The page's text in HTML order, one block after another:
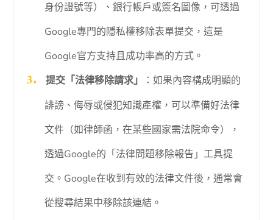
身份證號等）、銀行帳戶或簽名圖像，可透過
Google專門的隱私權移除表單提交，這是
Google官方支持且成功率高的方式。
提交「法律移除請求」
：如果內容構成明顯的
誹謗、侮辱或侵犯知識產權，可以準備好法律
文件（如律師函，在某些國家需法院命令），
透過Google的「法律問題移除報告」工具提
交。Google在收到有效的法律文件後，通常會
從搜尋結果中移除該連結。